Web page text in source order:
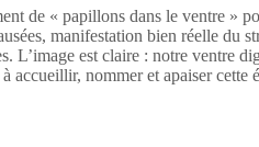
de « papillons dans le ventre »
manifestation bien réelle
L’image est claire : notre ventre
accueillir, nommer et apaiser